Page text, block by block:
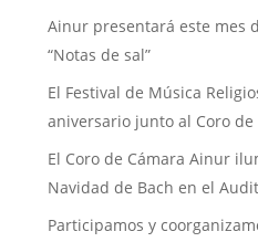
Ainur presentará este mes
“Notas de sal”
El Festival de Música
aniversario junto al Coro
El Coro de Cámara Ainur
Navidad de Bach en el
Participamos y